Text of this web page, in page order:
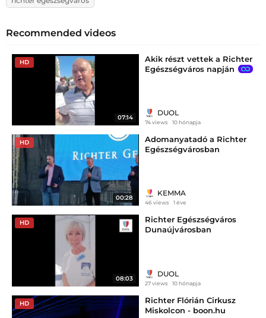
Recommended videos
HD
07:14
Akik részt vettek a Richter
Egészségváros napján
DUOL
74 views 10 hónapja
HD
00:28
Adomanyatadó a Richter
Egészségvárosban
KEMMA
46 views 1 éve
HD
08:03
Richter Egészségváros
Dunaújvárosban
DUOL
27 views 10 hónapja
HD
Richter Flórián Cirkusz
Miskolcon - boon.hu